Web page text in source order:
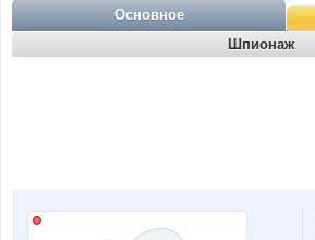
Основное
Шпионаж